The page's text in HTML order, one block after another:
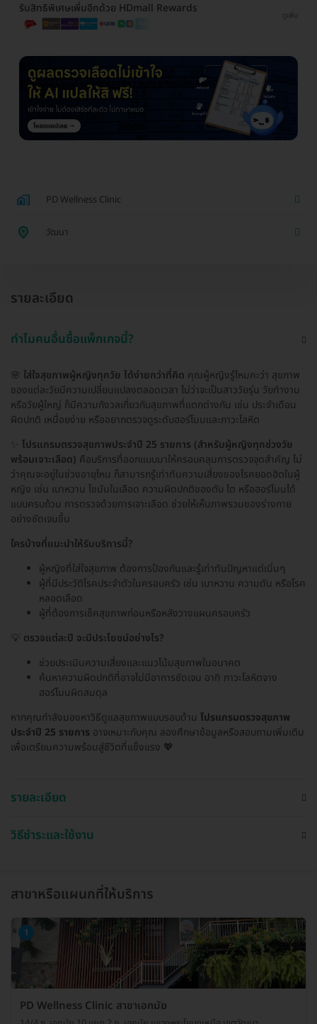
รับสิทธิพิเศษเพิ่มอีกด้วย HDmall Rewards
ดูเพิ่ม
PD Wellness Clinic
วัฒนา
รายละเอียด
ทำไมคนอื่นซื้อแพ็กเกจนี้?
🌸 ใส่ใจสุขภาพผู้หญิงทุกวัย ได้ง่ายกว่าที่คิด คุณผู้หญิงรู้ไหมคะว่า สุขภาพ
ของแต่ละวัยมีความเปลี่ยนแปลงตลอดเวลา ไม่ว่าจะเป็นสาววัยรุ่น วัยทำงาน
หรือวัยผู้ใหญ่ ก็มีความกังวลเกี่ยวกับสุขภาพที่แตกต่างกัน เช่น ประจำเดือน
ผิดปกติ เหนื่อยง่าย หรืออยากตรวจดูระดับฮอร์โมนและภาวะโลหิต
โปรแกรมตรวจสุขภาพประจำปี 25 รายการ (สำหรับผู้หญิงทุกช่วงวัย
พร้อมเจาะเลือด) คือบริการที่ออกแบบมาให้ครอบคลุมการตรวจจุดสำคัญ ไม่
ว่าคุณจะอยู่ในช่วงอายุไหน ก็สามารถรู้เท่าทันความเสี่ยงของโรคยอดฮิตในผู้
หญิง เช่น เบาหวาน ไขมันในเลือด ความผิดปกติของตับ ไต หรือฮอร์โมนได้
แบบครบถ้วน การตรวจด้วยการเจาะเลือด ช่วยให้เห็นภาพรวมของร่างกาย
อย่างชัดเจนขึ้น
ใครบ้างที่แนะนำให้รับบริการนี้?
ผู้หญิงที่ใส่ใจสุขภาพ ต้องการป้องกันและรู้เท่าทันปัญหาแต่เนิ่นๆ
ผู้ที่มีประวัติโรคประจำตัวในครอบครัว เช่น เบาหวาน ความดัน หรือโรค
หลอดเลือด
ผู้ที่ต้องการเช็คสุขภาพก่อนหรือหลังวางแผนครอบครัว
💡 ตรวจแต่ละปี จะมีประโยชน์อย่างไร?
ช่วยประเมินความเสี่ยงและแนวโน้มสุขภาพในอนาคต
ค้นหาความผิดปกติที่อาจไม่มีอาการชัดเจน อาทิ ภาวะโลหิตจาง
ฮอร์โมนผิดสมดุล
หากคุณกำลังมองหาวิธีดูแลสุขภาพแบบรอบด้าน โปรแกรมตรวจสุขภาพ
ประจำปี 25 รายการ อาจเหมาะกับคุณ ลองศึกษาข้อมูลหรือสอบถามเพิ่มเติม
เพื่อเตรียมความพร้อมสู่ชีวิตที่แข็งแรง 💖
รายละเอียด
วิธีชำระและใช้งาน
สาขาหรือแผนกที่ให้บริการ
1
PD Wellness Clinic สาขาเอกมัย